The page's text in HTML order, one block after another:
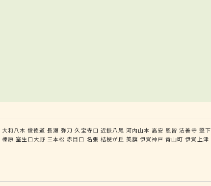
大和八木 俊徳道 長瀬 弥刀 久宝寺口 近鉄八尾 河内山本 高安 恩智 法善寺 堅下
榛原 室生口大野 三本松 赤目口 名張 桔梗が丘 美旗 伊賀神戸 青山町 伊賀上津